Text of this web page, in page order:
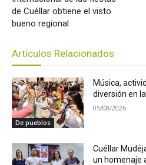
de Cuéllar obtiene el visto
bueno regional
Artículos Relacionados
De pueblos
Música,
diversión en
05/08/2026
Cuéllar
un homenaje